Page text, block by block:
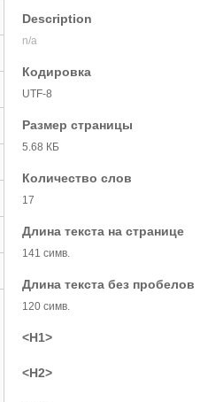
Description
n/a
Кодировка
UTF-8
Размер страницы
5.68 КБ
Количество слов
17
Длина текста на странице
141 симв.
Длина текста без пробелов
120 симв.
<H1>
<H2>